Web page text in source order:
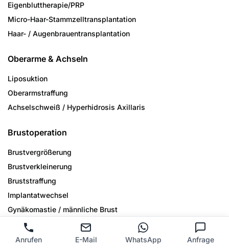
Eigenbluttherapie/PRP
Micro-Haar-Stammzell­transplantation
Haar- / Augenbrauen­transplantation
Oberarme & Achseln
Liposuktion
Oberarmstraffung
Achselschweiß / Hyperhidrosis Axillaris
Brustoperation
Brustvergrößerung
Brustverkleinerung
Bruststraffung
Implantatwechsel
Gynäkomastie / männliche Brust
Beine
Anrufen E-Mail WhatsApp Anfrage